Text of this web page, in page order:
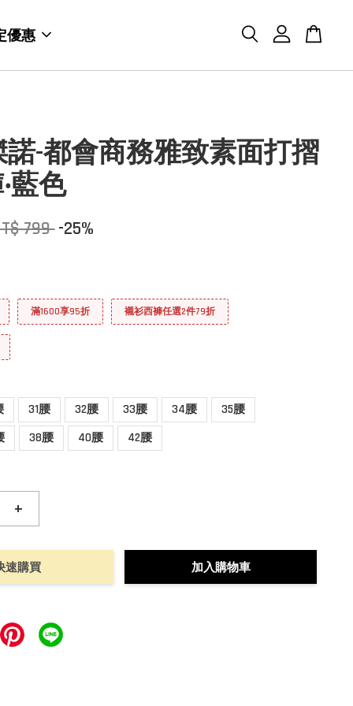
優惠
諾-都會商務雅致素面打摺
藍色
799-25%
滿1600享95折 襯衫西褲任選2件79折
31腰 32腰 33腰 34腰
35腰
38腰 40腰 42腰
+
速購買 加入購物車